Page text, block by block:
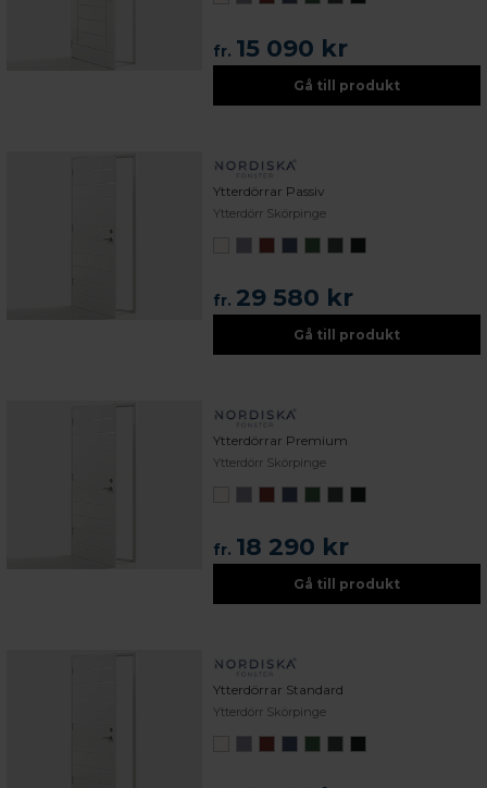
fr. 15 090 kr
Gå till produkt
Ytterdörrar Passiv
Ytterdörr Skörpinge
fr. 29 580 kr
Gå till produkt
Ytterdörrar Premium
Ytterdörr Skörpinge
fr. 18 290 kr
Gå till produkt
Ytterdörrar Standard
Ytterdörr Skörpinge